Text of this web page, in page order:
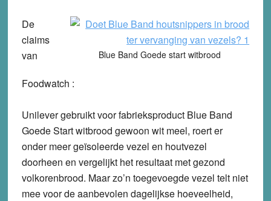
Blue Band Goede start witbrood
De
claims
van
Foodwatch :
Unilever gebruikt voor fabrieksproduct Blue Band
Goede Start witbrood gewoon wit meel, roert er
onder meer geïsoleerde vezel en houtvezel
doorheen en vergelijkt het resultaat met gezond
volkorenbrood. Maar zo’n toegevoegde vezel telt niet
mee voor de aanbevolen dagelijkse hoeveelheid,